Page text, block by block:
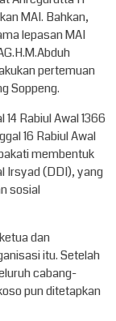
MAI. Bahkan,
lepasan MAI
pertemuan
Soppeng.
Rabiul Awal 1366
16 Rabiul Awal
membentuk
Irsyad (DDI), yang
sosial
dan
itu. Setelah
cabang-
pun ditetapkan